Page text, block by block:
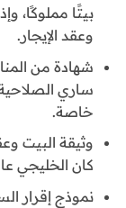
بيتًا مملوكًا،
وعقد الإيجار.
شهادة من
ساري
خاصة.
وثيقة البيت
كان الخليجي
نموذج إقرار